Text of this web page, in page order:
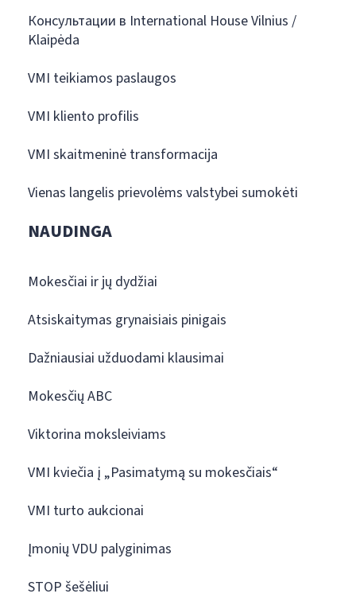
Консультации в International House Vilnius /
Klaipėda
VMI teikiamos paslaugos
VMI kliento profilis
VMI skaitmeninė transformacija
Vienas langelis prievolėms valstybei sumokėti
NAUDINGA
Mokesčiai ir jų dydžiai
Atsiskaitymas grynaisiais pinigais
Dažniausiai užduodami klausimai
Mokesčių ABC
Viktorina moksleiviams
VMI kviečia į „Pasimatymą su mokesčiais“
VMI turto aukcionai
Įmonių VDU palyginimas
STOP šešėliui